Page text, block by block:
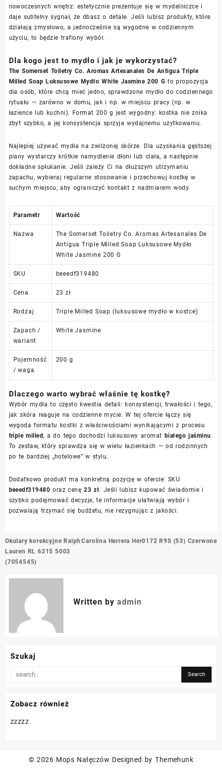
nowoczesnych wnętrz: estetycznie prezentuje się w mydelniczce i
daje subtelny sygnał, że dbasz o detale. Jeśli lubisz produkty, które
działają zmysłowo, a jednocześnie są wygodne w codziennym
użyciu, to będzie trafiony wybór.
Dla kogo jest to mydło i jak je wykorzystać?
The Somerset Toiletry Co. Aromas Artesanales De Antigua Triple
Milled Soap Luksusowe Mydło White Jasmine 200 G to propozycja
dla osób, które chcą mieć jedno, sprawdzone mydło do codziennego
rytuału — zarówno w domu, jak i np. w miejscu pracy (np. w
łazience lub kuchni). Format 200 g jest wygodny: kostka nie znika
zbyt szybko, a jej konsystencja sprzyja wydajnemu użytkowaniu.
Najlepiej używać mydła na zwilżonej skórze. Dla uzyskania gęstszej
piany wystarczy krótkie namydlenie dłoni lub ciała, a następnie
dokładne spłukanie. Jeśli zależy Ci na dłuższym utrzymaniu
zapachu, wybieraj regularne stosowanie i przechowuj kostkę w
suchym miejscu, aby ograniczyć kontakt z nadmiarem wody.
Parametr Wartość
Nazwa
The Somerset Toiletry Co. Aromas Artesanales De
Antigua Triple Milled Soap Luksusowe Mydło
White Jasmine 200 G
SKU beeedf319480
Cena 23 zł
Rodzaj Triple Milled Soap (luksusowe mydło w kostce)
Zapach /
wariant
White Jasmine
Pojemność
/ waga
200 g
Dlaczego warto wybrać właśnie tę kostkę?
Wybór mydła to często kwestia detali: konsystencji, trwałości i tego,
jak skóra reaguje na codzienne mycie. W tej ofercie łączy się
wygoda formatu kostki z właściwościami wynikającymi z procesu
triple milled, a do tego dochodzi luksusowy aromat białego jaśminu .
To zestaw, który sprawdza się w wielu łazienkach — od rodzinnych
po te bardziej „hotelowe” w stylu.
Dodatkowo produkt ma konkretną pozycję w ofercie: SKU
beeedf319480 oraz cenę23 zł. Jeśli lubisz kupować świadomie i
szybko podejmować decyzje, te informacje ułatwiają wybór i
pozwalają trzymać się budżetu, nie rezygnując z jakości.
Nawigacja
wpisu
Okulary korekcyjne Ralph
Lauren RL 6215 5003
(7054545)
Carolina Herrera Her0172 R9S (53) Czerwone
Written by admin
Szukaj
Zobacz również
zzzzz
© 2026 Mops Nałęczów Designed by Themehunk